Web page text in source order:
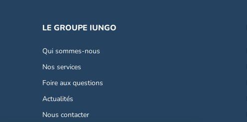
LE GROUPE IUNGO
Qui sommes-nous
Nos services
Foire aux questions
Actualités
Nous contacter